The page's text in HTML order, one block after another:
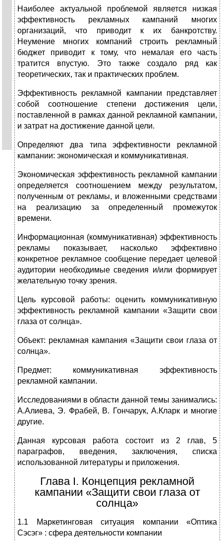
Наиболее актуальной проблемой является низкая
эффективность рекламных кампаний многих
организаций, что приводит к их банкротству.
Неумение многих компаний строить рекламный
бюджет приводит к тому, что немалая его часть
тратится впустую. Это также создало ряд как
теоретических, так и практических проблем.
Эффективность рекламной кампании представляет
собой соотношение степени достижения цели,
поставленной в рамках данной рекламной кампании,
и затрат на достижение данной цели.
Определяют два типа эффективности рекламной
кампании: экономическая и коммуникативная.
Экономическая эффективность рекламной кампании
определяется соотношением между результатом,
полученным от рекламы, и вложенными средствами
на реализацию за определенный промежуток
времени.
Информационная (коммуникативная) эффективность
рекламы показывает, насколько эффективно
конкретное рекламное сообщение передает целевой
аудитории необходимые сведения и/или формирует
желательную точку зрения.
Цель курсовой работы: оценить коммуникативную
эффективность рекламной кампании «Защити свои
глаза от солнца».
Объект: рекламная кампания «Защити свои глаза от
солнца».
Предмет: коммуникативная эффективность
рекламной кампании.
Исследованиями в области данной темы занимались:
А.Алиева, Э. Фрабей, В. Гончарук, А.Кларк и многие
другие.
Данная курсовая работа состоит из 2 глав, 5
параграфов, введения, заключения, списка
использованной литературы и приложения.
Глава I. Концепция рекламной
кампании «Защити свои глаза от
солнца»
1.1 Маркетинговая ситуация компании «Оптика
Сэсэг» : сфера деятельности компании